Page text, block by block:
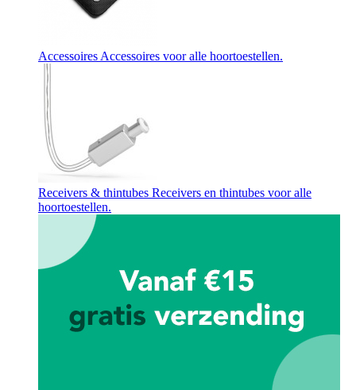
AccessoiresAccessoires voor alle hoortoestellen.
Receivers & thintubes Receivers en thintubes voor alle
hoortoestellen.